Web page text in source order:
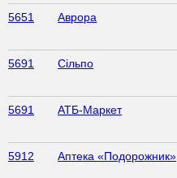
5651 Аврора
5691 Сільпо
5691 АТБ-Маркет
5912 Аптека «Подорожник»